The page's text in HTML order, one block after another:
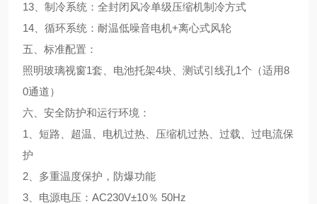
13、制冷系统：全封闭风冷单级压缩机制冷方式
14、循环系统：耐温低噪音电机+离心式风轮
五、标准配置：
照明玻璃视窗1套、电池托架4块、测试引线孔1个（适用8
0通道）
六、安全防护和运行环境：
1、短路、超温、电机过热、压缩机过热、过载、过电流保
护
2、多重温度保护，防爆功能
3、电源电压：AC230V±10％ 50Hz